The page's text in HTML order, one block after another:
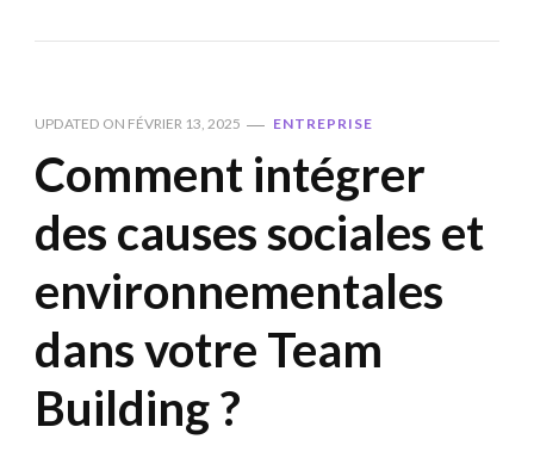
UPDATED ON FÉVRIER 13, 2025 ENTREPRISE
Comment intégrer
des causes sociales et
environnementales
dans votre Team
Building ?